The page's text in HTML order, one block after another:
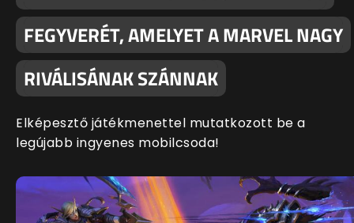
FEGYVERÉT, AMELYET A MARVEL NAGY
RIVÁLISÁNAK SZÁNNAK
Elképesztő játékmenettel mutatkozott be a
legújabb ingyenes mobilcsoda!